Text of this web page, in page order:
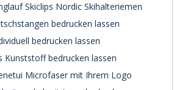
Skiclips Nordic Skihalteriemen
bedrucken lassen
bedrucken lassen
Kunststoff bedrucken lassen
Microfaser mit Ihrem Logo